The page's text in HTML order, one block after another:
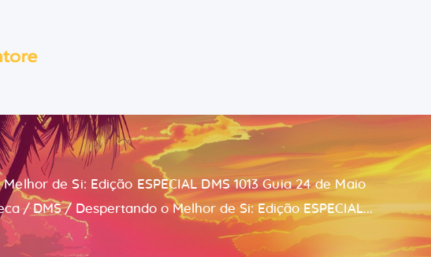
de Si: Edição ESPECIAL DMS 1013 Guia 24 de Maio
DMS Despertando o Melhor de Si: Edição ESPECIAL...
Sobre
Aprender
Para Si
Contactos